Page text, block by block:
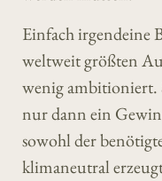
Einfach irgendeine
weltweit größten
wenig ambitioniert.
nur dann ein
sowohl der
klimaneutral